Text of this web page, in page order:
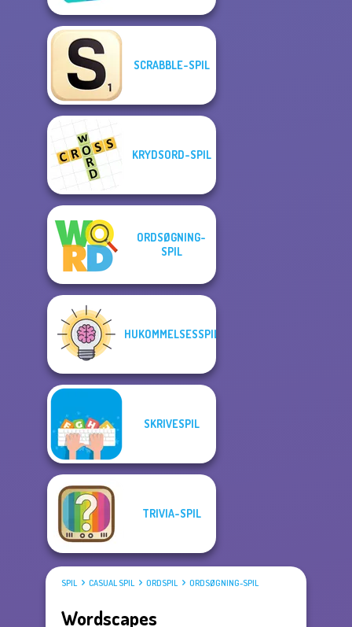
SCRABBLE-SPIL
KRYDSORD-SPIL
ORDSØGNING-
SPIL
HUKOMMELSESSPIL
SKRIVESPIL
TRIVIA-SPIL
SPIL CASUAL SPIL ORDSPIL ORDSØGNING-SPIL
Wordscapes